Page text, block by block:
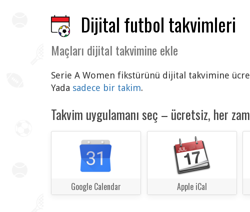
Dijital futbol takvimleri
Maçları dijital takvimine ekle
Serie A Women fikstürünü dijital takvimine
Yada sadece bir takim.
Takvim uygulamanı seç – ücretsiz, her
Google Calendar Apple iCal